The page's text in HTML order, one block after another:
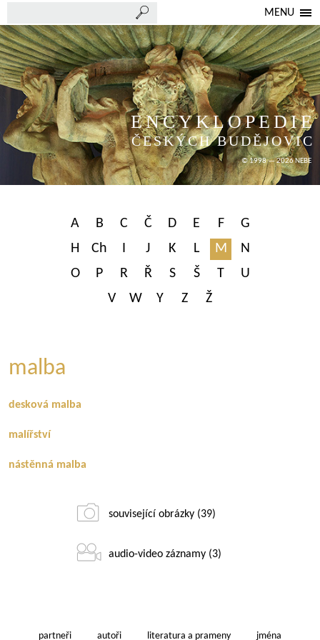
MENU
ENCYKLOPEDIE
ČESKÝCH BUDĚJOVIC
© 1998 — 2026 NEBE
A B C Č D E F
G
H
Ch I J K L M
N
O
P R Ř S Š T
U
V
W Y Z Ž
malba
desková malba
malířství
nástěnná malba
související obrázky (39)
audio-video záznamy (3)
partneři autoři literatura a prameny jména